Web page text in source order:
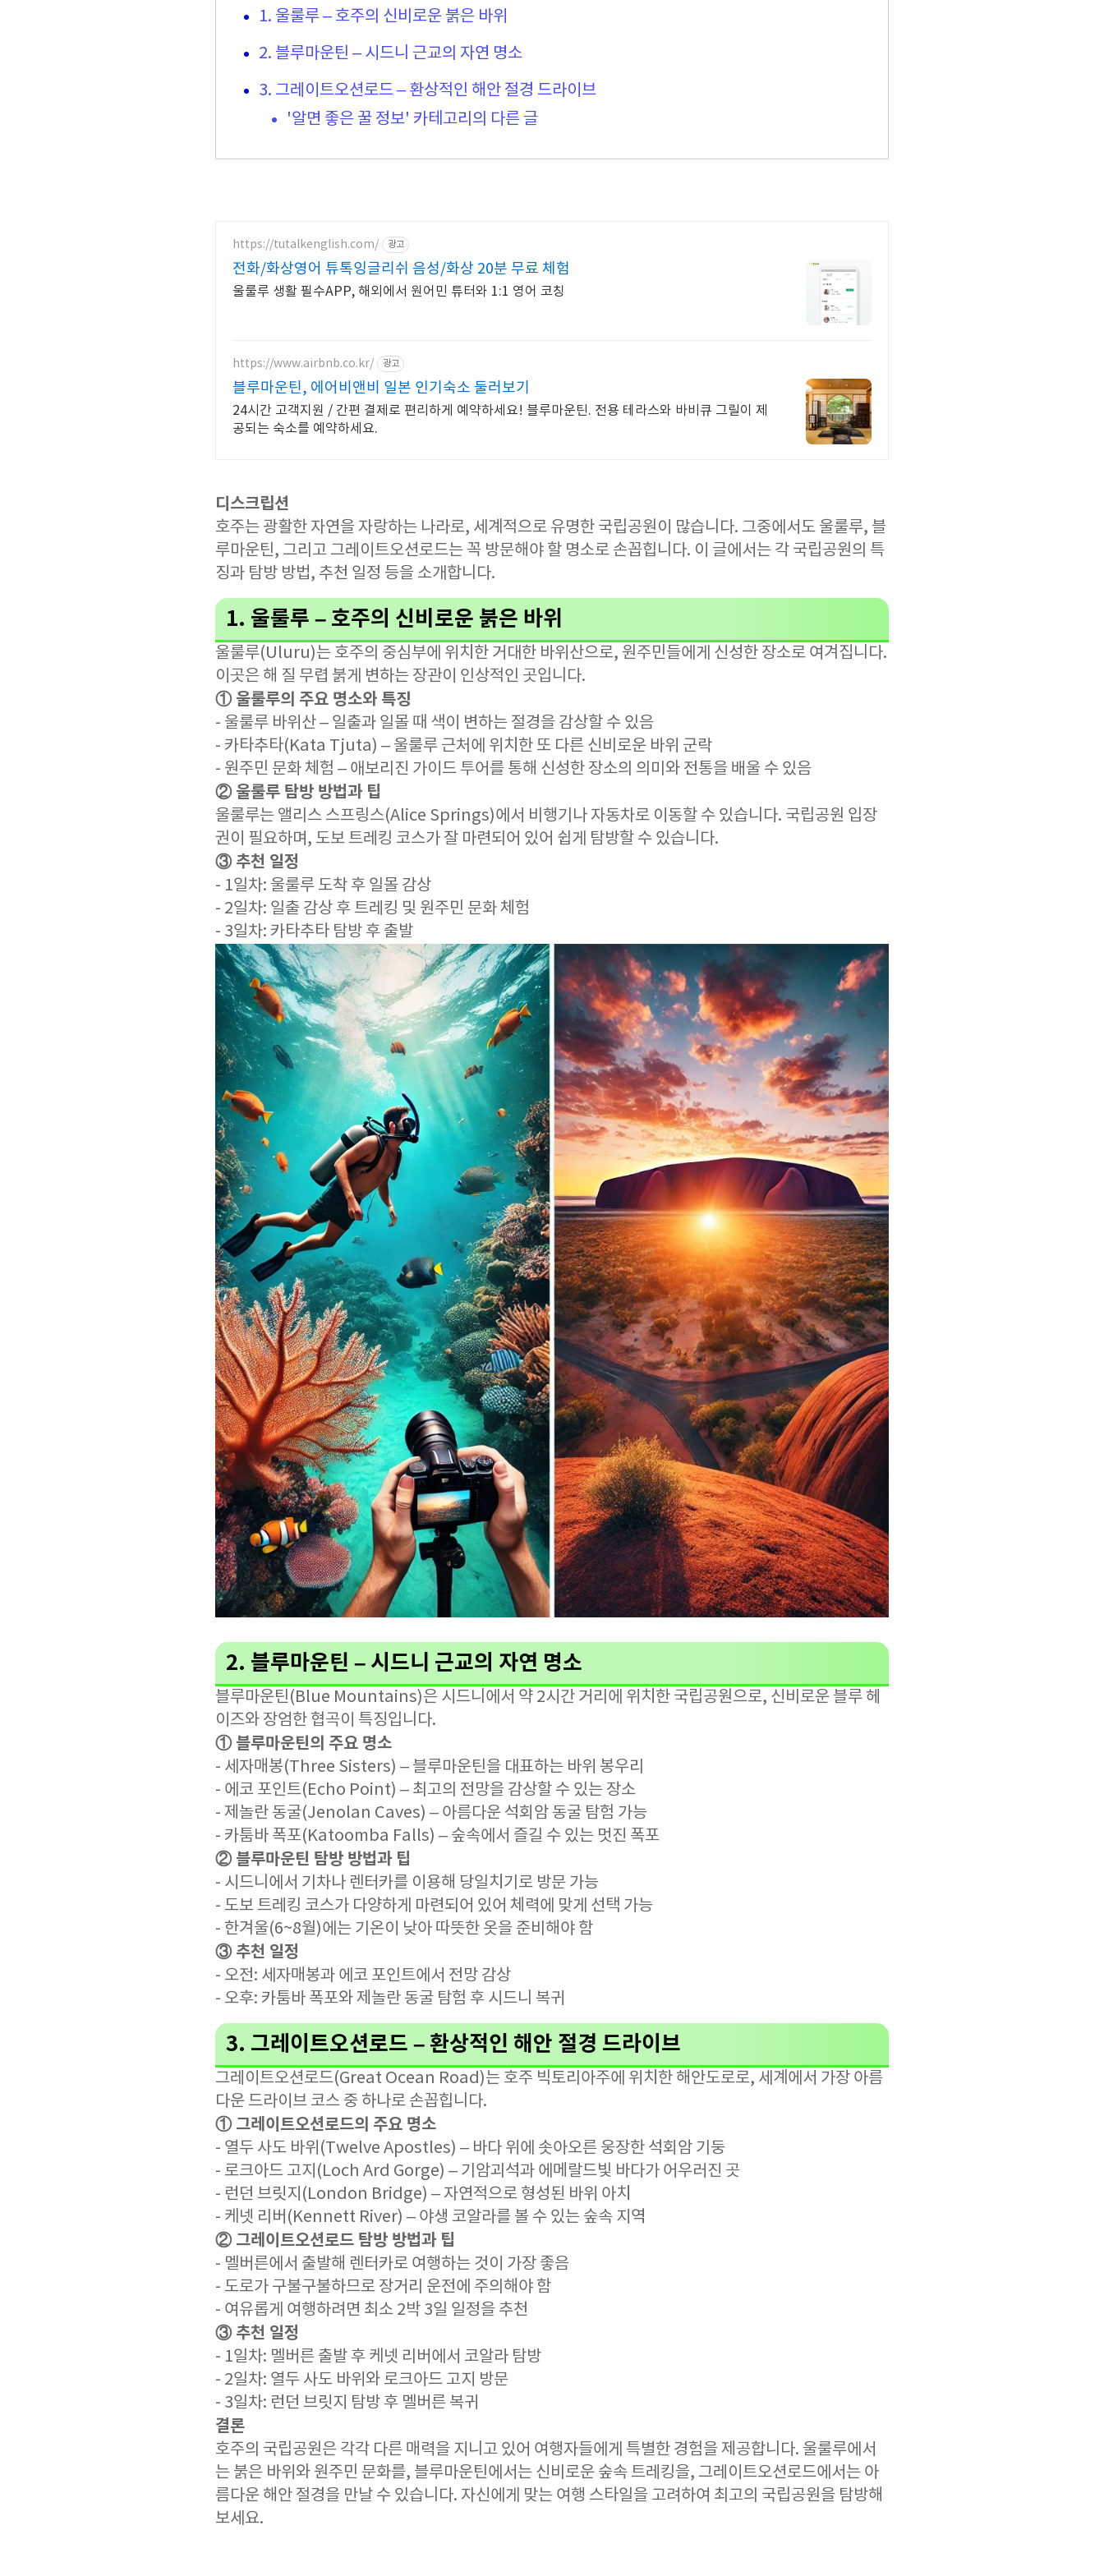
1. 울룰루 – 호주의 신비로운 붉은 바위
2. 블루마운틴 – 시드니 근교의 자연 명소
3. 그레이트오션로드 – 환상적인 해안 절경 드라이브
'알면 좋은 꿀 정보' 카테고리의 다른 글
https://tutalkenglish.com/ 광고
전화/화상영어 튜톡잉글리쉬 음성/화상 20분 무료 체험
울룰루 생활 필수APP, 해외에서 원어민 튜터와 1:1 영어 코칭
https://www.airbnb.co.kr/ 광고
블루마운틴, 에어비앤비 일본 인기숙소 둘러보기
24시간 고객지원 / 간편 결제로 편리하게 예약하세요! 블루마운틴. 전용 테라스와 바비큐 그릴이 제
공되는 숙소를 예약하세요.
디스크립션
호주는 광활한 자연을 자랑하는 나라로, 세계적으로 유명한 국립공원이 많습니다. 그중에서도 울룰루, 블
루마운틴, 그리고 그레이트오션로드는 꼭 방문해야 할 명소로 손꼽힙니다. 이 글에서는 각 국립공원의 특
징과 탐방 방법, 추천 일정 등을 소개합니다.
1. 울룰루 – 호주의 신비로운 붉은 바위
울룰루(Uluru)는 호주의 중심부에 위치한 거대한 바위산으로, 원주민들에게 신성한 장소로 여겨집니다.
이곳은 해 질 무렵 붉게 변하는 장관이 인상적인 곳입니다.
① 울룰루의 주요 명소와 특징
- 울룰루 바위산 – 일출과 일몰 때 색이 변하는 절경을 감상할 수 있음
- 카타추타(Kata Tjuta) – 울룰루 근처에 위치한 또 다른 신비로운 바위 군락
- 원주민 문화 체험 – 애보리진 가이드 투어를 통해 신성한 장소의 의미와 전통을 배울 수 있음
② 울룰루 탐방 방법과 팁
울룰루는 앨리스 스프링스(Alice Springs)에서 비행기나 자동차로 이동할 수 있습니다. 국립공원 입장
권이 필요하며, 도보 트레킹 코스가 잘 마련되어 있어 쉽게 탐방할 수 있습니다.
③ 추천 일정
- 1일차: 울룰루 도착 후 일몰 감상
- 2일차: 일출 감상 후 트레킹 및 원주민 문화 체험
- 3일차: 카타추타 탐방 후 출발
2. 블루마운틴 – 시드니 근교의 자연 명소
블루마운틴(Blue Mountains)은 시드니에서 약 2시간 거리에 위치한 국립공원으로, 신비로운 블루 헤
이즈와 장엄한 협곡이 특징입니다.
① 블루마운틴의 주요 명소
- 세자매봉(Three Sisters) – 블루마운틴을 대표하는 바위 봉우리
- 에코 포인트(Echo Point) – 최고의 전망을 감상할 수 있는 장소
- 제놀란 동굴(Jenolan Caves) – 아름다운 석회암 동굴 탐험 가능
- 카툼바 폭포(Katoomba Falls) – 숲속에서 즐길 수 있는 멋진 폭포
② 블루마운틴 탐방 방법과 팁
- 시드니에서 기차나 렌터카를 이용해 당일치기로 방문 가능
- 도보 트레킹 코스가 다양하게 마련되어 있어 체력에 맞게 선택 가능
- 한겨울(6~8월)에는 기온이 낮아 따뜻한 옷을 준비해야 함
③ 추천 일정
- 오전: 세자매봉과 에코 포인트에서 전망 감상
- 오후: 카툼바 폭포와 제놀란 동굴 탐험 후 시드니 복귀
3. 그레이트오션로드 – 환상적인 해안 절경 드라이브
그레이트오션로드(Great Ocean Road)는 호주 빅토리아주에 위치한 해안도로로, 세계에서 가장 아름
다운 드라이브 코스 중 하나로 손꼽힙니다.
① 그레이트오션로드의 주요 명소
- 열두 사도 바위(Twelve Apostles) – 바다 위에 솟아오른 웅장한 석회암 기둥
- 로크아드 고지(Loch Ard Gorge) – 기암괴석과 에메랄드빛 바다가 어우러진 곳
- 런던 브릿지(London Bridge) – 자연적으로 형성된 바위 아치
- 케넷 리버(Kennett River) – 야생 코알라를 볼 수 있는 숲속 지역
② 그레이트오션로드 탐방 방법과 팁
- 멜버른에서 출발해 렌터카로 여행하는 것이 가장 좋음
- 도로가 구불구불하므로 장거리 운전에 주의해야 함
- 여유롭게 여행하려면 최소 2박 3일 일정을 추천
③ 추천 일정
- 1일차: 멜버른 출발 후 케넷 리버에서 코알라 탐방
- 2일차: 열두 사도 바위와 로크아드 고지 방문
- 3일차: 런던 브릿지 탐방 후 멜버른 복귀
결론
호주의 국립공원은 각각 다른 매력을 지니고 있어 여행자들에게 특별한 경험을 제공합니다. 울룰루에서
는 붉은 바위와 원주민 문화를, 블루마운틴에서는 신비로운 숲속 트레킹을, 그레이트오션로드에서는 아
름다운 해안 절경을 만날 수 있습니다. 자신에게 맞는 여행 스타일을 고려하여 최고의 국립공원을 탐방해
보세요.